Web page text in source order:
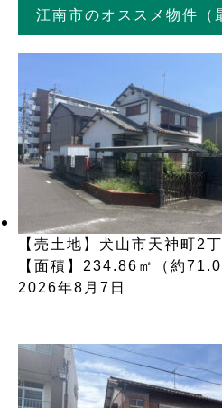
江南市のオススメ物件（
【売土地】犬山市天神町2
【面積】234.86㎡（約
2026年8月7日